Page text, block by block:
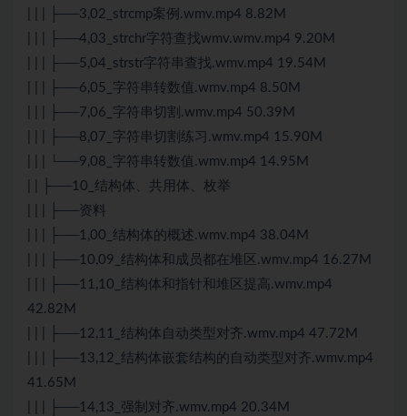
| | | ├──3,02_strcmp案例.wmv.mp4 8.82M
| | | ├──4,03_strchr字符查找wmv.wmv.mp4 9.20M
| | | ├──5,04_strstr字符串查找.wmv.mp4 19.54M
| | | ├──6,05_字符串转数值.wmv.mp4 8.50M
| | | ├──7,06_字符串切割.wmv.mp4 50.39M
| | | ├──8,07_字符串切割练习.wmv.mp4 15.90M
| | | └──9,08_字符串转数值.wmv.mp4 14.95M
| | ├──10_结构体、共用体、枚举
| | | ├──资料
| | | ├──1,00_结构体的概述.wmv.mp4 38.04M
| | | ├──10,09_结构体和成员都在堆区.wmv.mp4 16.27M
| | | ├──11,10_结构体和指针和堆区提高.wmv.mp4
42.82M
| | | ├──12,11_结构体自动类型对齐.wmv.mp4 47.72M
| | | ├──13,12_结构体嵌套结构的自动类型对齐.wmv.mp4
41.65M
| | | ├──14,13_强制对齐.wmv.mp4 20.34M